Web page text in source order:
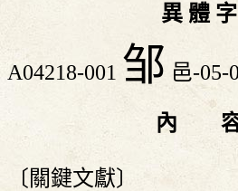
異 體 字
A04218-001 邹 邑-05-
內
〔關鍵文獻〕